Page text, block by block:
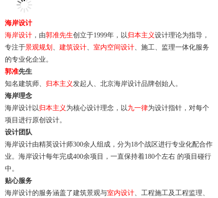
海岸设计
海岸设计 ，由郭准先生创立于1999年，以归本主义设计理论为指导，
专注于景观规划 、 建筑设计、 室内空间设计、施工、监理一体化服务
的专业化企业。
郭准先生
知名建筑师、 归本主义发起人、北京海岸设计品牌创始人。
海岸理念
海岸设计以归本主义 为核心设计理念，以九一律为设计指针，对每个
项目进行原创设计。
设计团队
海岸设计由精英设计师300余人组成，分为18个战区进行专业化配合作
业。海岸设计每年完成400余项目，一直保持着180个左右 的项目碰行
中。
贴心服务
海岸设计的服务涵盖了建筑景观与室内设计、工程施工及工程监理、